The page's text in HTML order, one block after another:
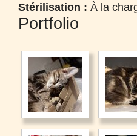
Stérilisation : À la
Portfolio